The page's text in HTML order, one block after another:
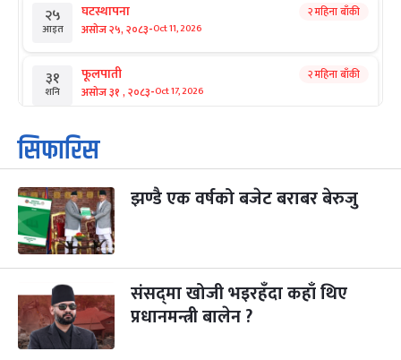
२५
आइत
घटस्थापना
असोज २५, २०८३-Oct 11, 2026
२ महिना बाँकी
३१
शनि
फूलपाती
असोज ३१ , २०८३-Oct 17, 2026
२ महिना बाँकी
१
आइत
कार्तिक सङ्क्रान्ति
कार्तिक १, २०८३
३
मंगल
महानवमी
कार्तिक ३, २०८३
२ महिना बाँकी
४
कार्तिक ४, २०८३ Oct 21, 2026
५
बिहि
पापा‌ङ्कुशा एकादशी व्रत
कार्तिक ५, २०८३
सिफारिस
झण्डै एक वर्षको बजेट बराबर बेरुजु
संसद्‌मा खोजी भइरहँदा कहाँ थिए
प्रधानमन्त्री बालेन ?